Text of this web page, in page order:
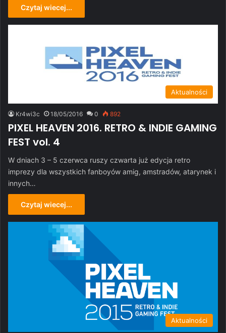
Czytaj wiecej...
Aktualności
Kr4wi3c 18/05/2016 0 892
PIXEL HEAVEN 2016. RETRO & INDIE GAMING
FEST vol. 4
W dniach 3 – 5 czerwca ruszy czwarta już edycja retro
imprezy dla wszystkich fanboyów amig, amstradów, atarynek i
innych…
Czytaj wiecej...
Aktualności